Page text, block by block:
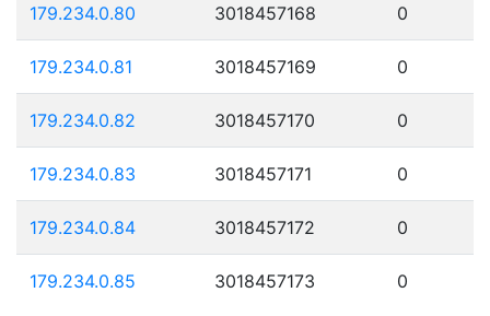
179.234.0.80 3018457168 0
179.234.0.81 3018457169 0
179.234.0.82 3018457170 0
179.234.0.83 3018457171 0
179.234.0.84 3018457172 0
179.234.0.85 3018457173 0